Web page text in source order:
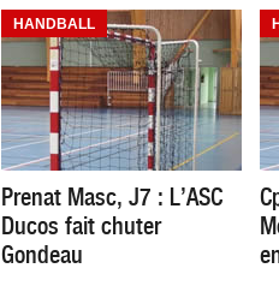
HANDBALL
Prenat Masc, J7 : L’ASC
Ducos fait chuter
Gondeau